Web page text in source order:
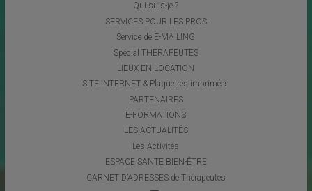
Qui suis-je ?
SERVICES POUR LES PROS
Service de E-MAILING
Spécial THERAPEUTES
LIEUX EN LOCATION
SITE INTERNET & Plaquettes imprimées
PARTENAIRES
E-FORMATIONS
LES ACTUALITÉS
Les Activités
ESPACE SANTE BIEN-ÊTRE
CARNET D’ADRESSES de Thérapeutes